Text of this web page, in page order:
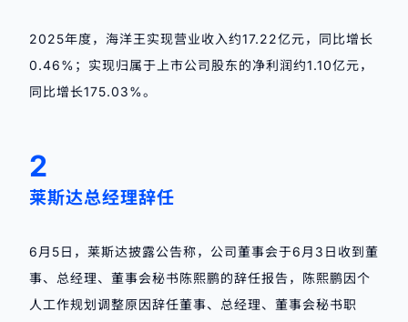
2025年度，海洋王实现营业收入约17.22亿元，同比增长
0.46%；实现归属于上市公司股东的净利润约1.10亿元，
同比增长175.03%。
2
莱斯达总经理辞任
6月5日，莱斯达披露公告称，公司董事会于6月3日收到董
事、总经理、董事会秘书陈熙鹏的辞任报告，陈熙鹏因个
人工作规划调整原因辞任董事、总经理、董事会秘书职